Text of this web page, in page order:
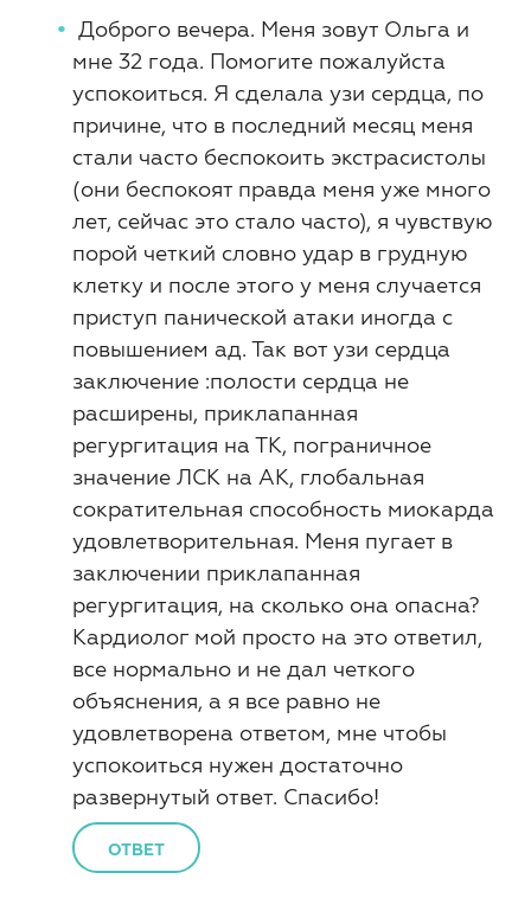
Доброго вечера. Меня зовут Ольга и
мне 32 года. Помогите пожалуйста
успокоиться. Я сделала узи сердца, по
причине, что в последний месяц меня
стали часто беспокоить экстрасистолы
(они беспокоят правда меня уже много
лет, сейчас это стало часто), я чувствую
порой четкий словно удар в грудную
клетку и после этого у меня случается
приступ панической атаки иногда с
повышением ад. Так вот узи сердца
заключение :полости сердца не
расширены, приклапанная
регургитация на ТК, пограничное
значение ЛСК на АК, глобальная
сократительная способность миокарда
удовлетворительная. Меня пугает в
заключении приклапанная
регургитация, на сколько она опасна?
Кардиолог мой просто на это ответил,
все нормально и не дал четкого
объяснения, а я все равно не
удовлетворена ответом, мне чтобы
успокоиться нужен достаточно
развернутый ответ. Спасибо!
ОТВЕТ